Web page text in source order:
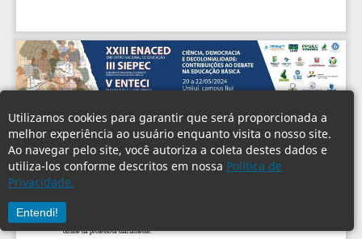
Utilizamos cookies para garantir que será proporcionada a
melhor experiência ao usuário enquanto visita o nosso site.
Ao navegar pelo site, você autoriza a coleta destes dados e
utiliza-los conforme descritos em nossa Política de
Privacidade.
Entendi!